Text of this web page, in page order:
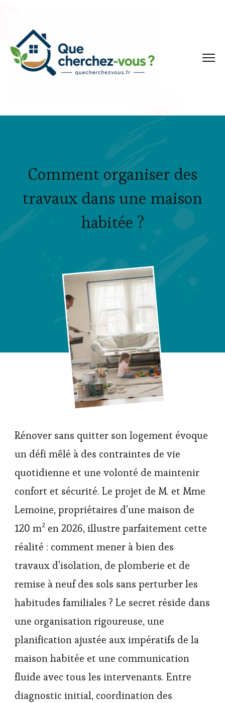
Comment organiser des
travaux dans une maison
habitée ?
Rénover sans quitter son logement évoque
un défi mêlé à des contraintes de vie
quotidienne et une volonté de maintenir
confort et sécurité. Le projet de M. et Mme
Lemoine, propriétaires d’une maison de
120 m² en 2026, illustre parfaitement cette
réalité : comment mener à bien des
travaux d’isolation, de plomberie et de
remise à neuf des sols sans perturber les
habitudes familiales ? Le secret réside dans
une organisation rigoureuse, une
planification ajustée aux impératifs de la
maison habitée et une communication
fluide avec tous les intervenants. Entre
diagnostic initial, coordination des